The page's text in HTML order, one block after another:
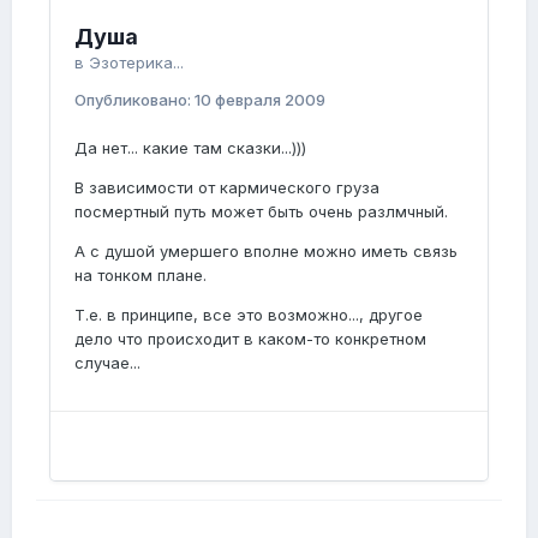
Душа
в Эзотерика...
Опубликовано: 10 февраля 2009
Да нет... какие там сказки...)))
В зависимости от кармического груза
посмертный путь может быть очень разлмчный.
А с душой умершего вполне можно иметь связь
на тонком плане.
Т.е. в принципе, все это возможно..., другое
дело что происходит в каком-то конкретном
случае...